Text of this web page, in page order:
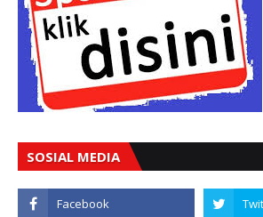
SOSIAL MEDIA